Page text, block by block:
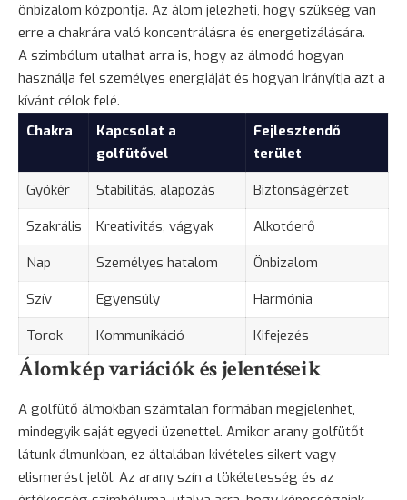
önbizalom központja. Az álom jelezheti, hogy szükség van
erre a chakrára való koncentrálásra és energetizálására.
A szimbólum utalhat arra is, hogy az álmodó hogyan
használja fel személyes energiáját és hogyan irányítja azt a
kívánt célok felé.
Chakra
Kapcsolat a
golfütővel
Fejlesztendő
terület
Gyökér
Stabilitás, alapozás
Biztonságérzet
Szakrális
Kreativitás, vágyak
Alkotóerő
Nap
Személyes hatalom
Önbizalom
Szív
Egyensúly
Harmónia
Torok
Kommunikáció Kifejezés
Álomkép variációk és jelentéseik
A golfütő álmokban számtalan formában megjelenhet,
mindegyik saját egyedi üzenettel. Amikor arany golfütőt
látunk álmunkban, ez általában kivételes sikert vagy
elismerést jelöl. Az arany szín a tökéletesség és az